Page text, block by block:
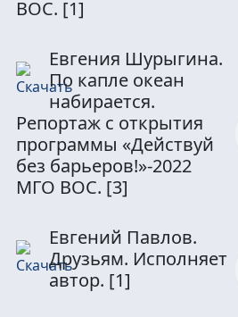
ВОС. [1]
Евгения Шурыгина.
По капле океан
набирается.
Репортаж с открытия
программы «Действуй
без барьеров!»-2022
МГО ВОС. [3]
Евгений Павлов.
Друзьям. Исполняет
автор. [1]